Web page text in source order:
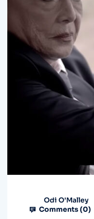
Odi O'Malley
Comments (0)